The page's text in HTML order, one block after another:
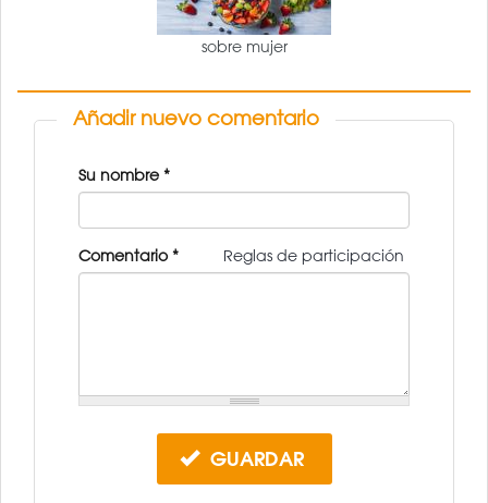
sobre mujer
Añadir nuevo comentario
Su nombre *
Reglas de participación
Comentario*
GUARDAR